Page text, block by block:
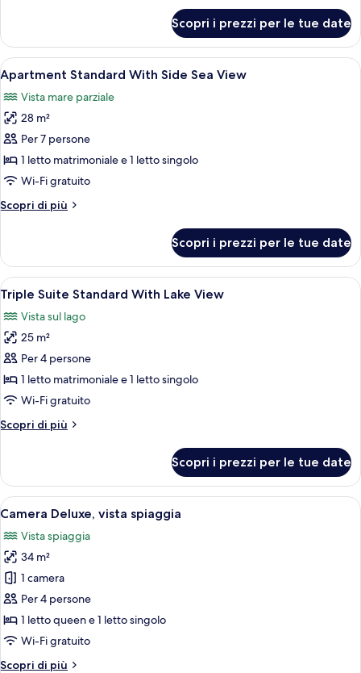
Standard
With
Sea
View
Scopri i prezzi per le tue date
Apri
tutte
le
foto
per
Apartment
Standard
Side
Biancheria da letto di alta qualità,
7
Apartment Standard With Side Sea View
Vista mare parziale
28 m²
Per 7 persone
1 letto matrimoniale e 1 letto singolo
Wi-Fi gratuito
Scopri di più
Altri
Standard
With
Side
Sea
View
Scopri i prezzi per le tue date
Apri
tutte
le
foto
per
Triple
Suite
With
Biancheria da letto di alta qualità,
7
Triple Suite Standard With Lake View
Vista sul lago
25 m²
Per 4 persone
1 letto matrimoniale e 1 letto singolo
Wi-Fi gratuito
Scopri di più
Altri
Suite
Standard
With
View
Scopri i prezzi per le tue date
Apri
tutte
le
foto
per
Camera
Deluxe,
vista
spiaggia
Una camera d'albergo con un letto,
3
Camera Deluxe, vista spiaggia
Vista spiaggia
34 m²
1 camera
Per 4 persone
1 letto queen e 1 letto singolo
Wi-Fi gratuito
Scopri di più
Altri